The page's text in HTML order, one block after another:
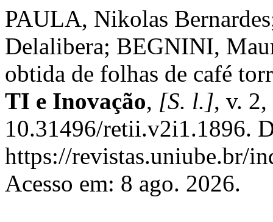
PAULA, Nikolas
Delalibera; BEGNINI,
obtida de folhas de café
TI e Inovação, [S. l.], v.
10.31496/retii.v2i1.1896.
https://revistas.uniube.br/
Acesso em: 8 ago. 2026.